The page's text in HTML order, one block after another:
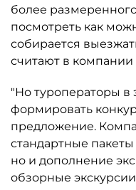
более размеренного
посмотреть как
собирается
считают в компании
"Но туроператоры в
формировать
предложение.
стандартные
но и дополнение
обзорные